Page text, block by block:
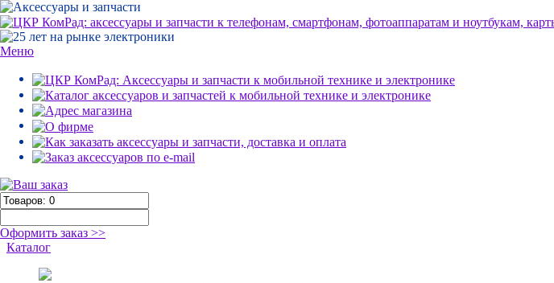
Меню
Оформить заказ >>
Каталог